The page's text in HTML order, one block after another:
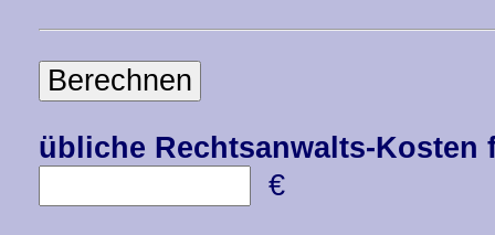
übliche Rechtsanwalts-
€